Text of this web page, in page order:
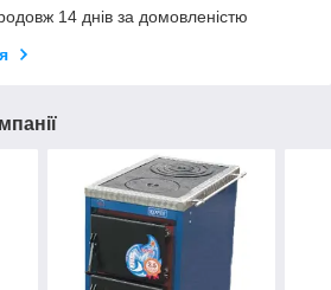
14 днів за домовленістю